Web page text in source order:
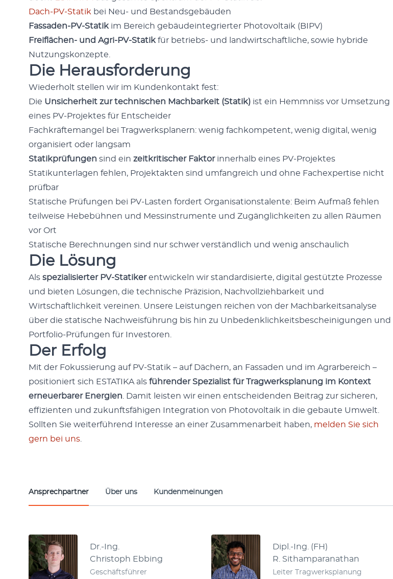
Dach-PV-Sta­tik bei Neu- und Bestands­ge­bäu­den
Fas­saden-PV-Sta­tik im Bere­ich gebäudein­te­gri­ert­er Pho­to­voltaik (BIPV)
Frei­flächen- und Agri-PV-Sta­tik für betriebs- und land­wirtschaftliche, sowie hybride
Nutzungskonzepte.
Die Herausforderung
Wieder­holt stellen wir im Kun­denkon­takt fest:
Die Unsicher­heit zur tech­nis­chen Mach­barkeit (Sta­tik) ist ein Hemm­niss vor Umset­zung
eines PV-Pro­jek­tes für Entschei­der
Fachkräfte­man­gel bei Trag­w­erk­s­plan­ern: wenig fachkom­pe­tent, wenig dig­i­tal, wenig
organ­isiert oder langsam
Sta­tikprü­fun­gen sind ein zeitkri­tis­ch­er Fak­torinner­halb eines PV-Pro­jek­tes
Sta­tikun­ter­la­gen fehlen, Pro­jek­tak­ten sind umfan­gre­ich und ohne Fach­ex­per­tise nicht
prüf­bar
Sta­tis­che Prü­fun­gen bei PV-Las­ten fordert Organ­i­sa­tion­stal­ente: Beim Auf­maß fehlen
teil­weise Hebe­büh­nen und Messin­stru­mente und Zugänglichkeit­en zu allen Räu­men
vor Ort
Sta­tis­che Berech­nun­gen sind nur schw­er ver­ständlich und wenig anschaulich
Die Lösung
Als spezial­isiert­er PV-Sta­tik­erentwick­eln wir stan­dar­d­isierte, dig­i­tal gestützte Prozesse
und bieten Lösun­gen, die tech­nis­che Präzi­sion, Nachvol­lziehbarkeit und
Wirtschaftlichkeit vere­inen. Unsere Leis­tun­gen reichen von der Mach­barkeit­s­analyse
über die sta­tis­che Nach­we­is­führung bis hin zu Unbe­den­klichkeits­bescheini­gun­gen und
Port­fo­lio-Prü­fun­gen für Inve­storen.
Der Erfolg
Mit der Fokussierung auf PV-Sta­tik – auf Däch­ern, an Fas­saden und im Agrar­bere­ich –
posi­tion­iert sich ESTATIKA als führen­der Spezial­ist für Trag­w­erk­s­pla­nung im Kon­text
erneuer­bar­er Energien . Damit leis­ten wir einen entschei­den­den Beitrag zur sicheren,
effizien­ten und zukun­fts­fähi­gen Inte­gra­tion von Pho­to­voltaik in die gebaute Umwelt.
Soll­ten Sie weit­er­führend Inter­esse an ein­er Zusam­me­nar­beit haben, melden Sie sich
gern bei uns
Ansprech­part­ner Über uns Kun­den­mei­n­un­gen
Dr.-Ing.
Christoph Ebbing
Geschäfts­führer
Dipl.-Ing. (FH)
R. Sithamparanathan
Leit­er Trag­w­erk­s­pla­nung